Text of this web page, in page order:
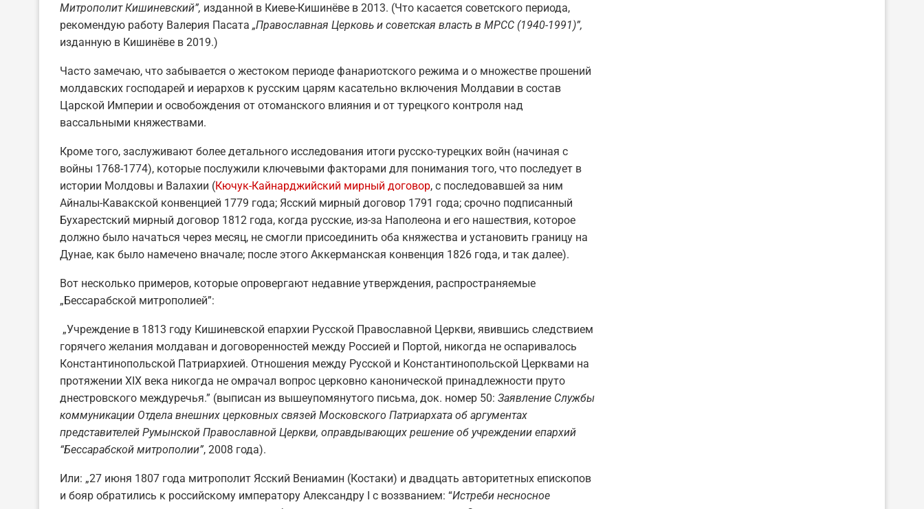
Митрополит Кишиневский”, изданной в Киеве-Кишинёве в 2013. (Что касается советского периода,
рекомендую работу Валерия Пасата „Православная Церковь и советская власть в МРСС (1940-1991)”,
изданную в Кишинёве в 2019.)
Часто замечаю, что забывается о жестоком периоде фанариотского режима и о множестве прошений
молдавских господарей и иерархов к русским царям касательно включения Молдавии в состав
Царской Империи и освобождения от отоманского влияния и от турецкого контроля над
вассальными княжествами.
Кроме того, заслуживают более детального исследования итоги русско-турецких войн (начиная с
войны 1768-1774), которые послужили ключевыми факторами для понимания того, что последует в
истории Молдовы и Валахии (Кючук-Кайнарджийский мирный договор, с последовавшей за ним
Айналы-Кавакской конвенцией 1779 года; Ясский мирный договор 1791 года; срочно подписанный
Бухарестский мирный договор 1812 года, когда русские, из-за Наполеона и его нашествия, которое
должно было начаться через месяц, не смогли присоединить оба княжества и установить границу на
Дунае, как было намечено вначале; после этого Аккерманская конвенция 1826 года, и так далее).
Вот несколько примеров, которые опровергают недавние утверждения, распространяемые
„Бессарабской митрополией”:
„Учреждение в 1813 году Кишиневской епархии Русской Православной Церкви, явившись следствием
горячего желания молдаван и договоренностей между Россией и Портой, никогда не оспаривалось
Константинопольской Патриархией. Отношения между Русской и Константинопольской Церквами на
протяжении XIX века никогда не омрачал вопрос церковно канонической принадлежности пруто
днестровского междуречья.” (выписан из вышеупомянутого письма, док. номер 50: Заявление Службы
коммуникации Отдела внешних церковных связей Московского Патриархата об аргументах
представителей Румынской Православной Церкви, оправдывающих решение об учреждении епархий
“Бессарабской митрополии”, 2008 года).
Или: „27 июня 1807 года митрополит Ясский Вениамин (Костаки) и двадцать авторитетных епископов
и бояр обратились к российскому императору Александру I с воззванием: “Истреби несносное